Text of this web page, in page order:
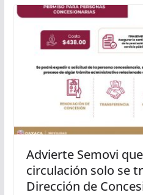
Advierte Semovi
circulación solo se
Dirección de